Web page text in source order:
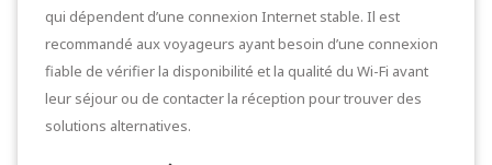
qui dépendent d’une connexion Internet stable. Il est
recommandé aux voyageurs ayant besoin d’une connexion
fiable de vérifier la disponibilité et la qualité du Wi-Fi avant
leur séjour ou de contacter la réception pour trouver des
solutions alternatives.